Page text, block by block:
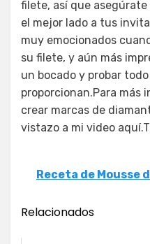
filete, así que
el mejor lado a tus
muy emocionados
su filete, y aún más
un bocado y probar
proporcionan.Para más
crear marcas de
vistazo a mi video
Receta de Mousse
Relacionados